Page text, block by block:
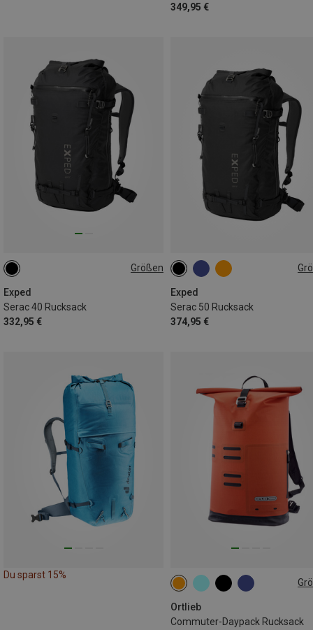
349,95 €
Größen
Exped
Serac 40 Rucksack
332,95 €
40L | S
Exped
Serac 50 Rucksack
374,95 €
50L | L 50L | M
Du sparst 15%
Ortlieb
Commuter-Daypack Rucksack
21L